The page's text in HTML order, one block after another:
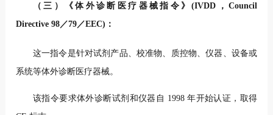
（三）《体外诊断医疗器械指令》(IVDD，Council
Directive 98／79／EEC)：
这一指令是针对试剂产品、校准物、质控物、仪器、设备或
系统等体外诊断医疗器械。
该指令要求体外诊断试剂和仪器自 1998 年开始认证，取得